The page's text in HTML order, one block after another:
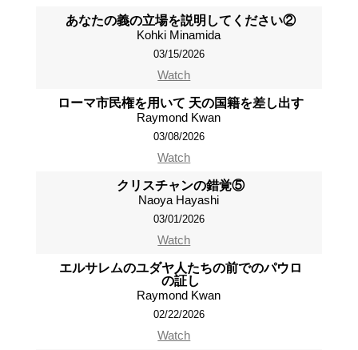
あなたの義の立場を説明してください②
Kohki Minamida
03/15/2026
Watch
ローマ市民権を用いて 天の国籍を差し出す
Raymond Kwan
03/08/2026
Watch
クリスチャンの錯覚⑤
Naoya Hayashi
03/01/2026
Watch
エルサレムのユダヤ人たちの前でのパウロ
の証し
Raymond Kwan
02/22/2026
Watch